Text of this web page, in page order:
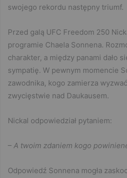
swojego rekordu następny triumf.
Przed galą UFC Freedom 250
programie Chaela Sonnena.
charakter, a między panami dało
sympatię. W pewnym momencie
zawodnika, kogo zamierza
zwycięstwie nad Daukausem.
Nickal odpowiedział pytaniem:
– A twoim zdaniem kogo
Odpowiedź Sonnena mogła